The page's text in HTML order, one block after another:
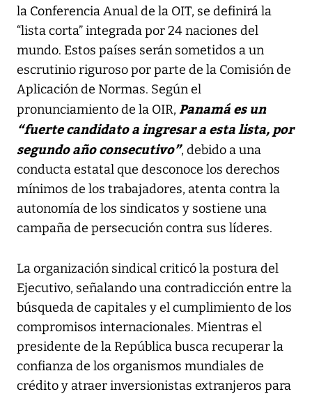
la Conferencia Anual de la OIT, se definirá la
“lista corta” integrada por 24 naciones del
mundo. Estos países serán sometidos a un
escrutinio riguroso por parte de la Comisión de
Aplicación de Normas. Según el
pronunciamiento de la OIR, Panamá es un
“fuerte candidato a ingresar a esta lista, por
segundo año consecutivo”, debido a una
conducta estatal que desconoce los derechos
mínimos de los trabajadores, atenta contra la
autonomía de los sindicatos y sostiene una
campaña de persecución contra sus líderes.
La organización sindical criticó la postura del
Ejecutivo, señalando una contradicción entre la
búsqueda de capitales y el cumplimiento de los
compromisos internacionales. Mientras el
presidente de la República busca recuperar la
confianza de los organismos mundiales de
crédito y atraer inversionistas extranjeros para